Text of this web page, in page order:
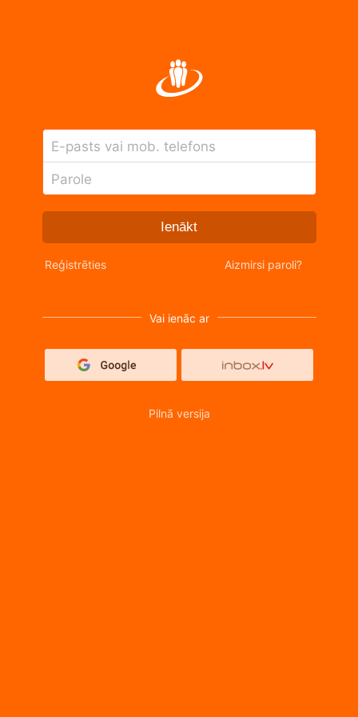
E-pasts vai mob. telefons
Parole
Ienākt
Reģistrēties Aizmirsi paroli?
Vai ienāc ar
Pilnā versija